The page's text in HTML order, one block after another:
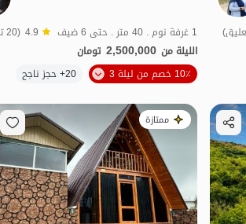
منظر جميل
1 غرفة نوم . 40 متر . حتى 6 ضيف 4.9 (20 تعليق)
الليلة من 2,500,000 تومان
10٪ خصم من ليلة 3
20+ حجز ناجح
ممتازة